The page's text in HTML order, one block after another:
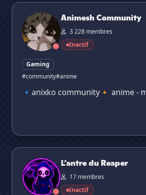
Animesh Community
Animesh Community
3 228 membres
Inactif
Gaming
#community#anime
🔹anixko community🔸 anime -
L’antre du Reaper
L’antre du Reaper
17 membres
Inactif